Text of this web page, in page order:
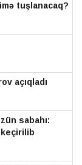
tuşlanacaq?
açıqladı
sabahı:
keçirilib